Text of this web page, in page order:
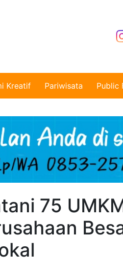
Kreatif Pariwisata Public
75